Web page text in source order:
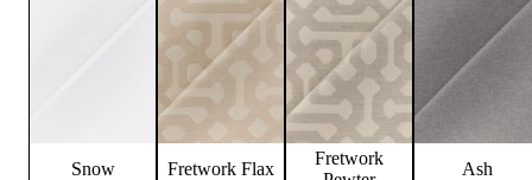
Snow Fretwork Flax
Fretwork
Ash